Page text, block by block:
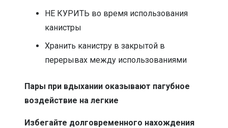
НЕ КУРИТЬ во время использования
канистры
Хранить канистру в закрытой в
перерывах между использованиями
Пары при вдыхании оказывают пагубное
воздействие на легкие
Избегайте долговременного нахождения